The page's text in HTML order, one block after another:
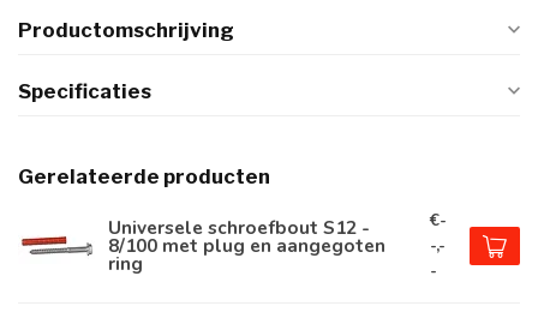
Productomschrijving
Specificaties
Gerelateerde producten
Universele schroefbout S12 -
8/100 met plug en aangegoten
ring
€-
-,-
-